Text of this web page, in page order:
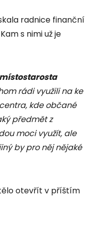
radnice finanční
s nimi už je
rádi využili na ke
kde občané
předmět z
moci využít, ale
by pro něj nějaké
otevřít v příštím